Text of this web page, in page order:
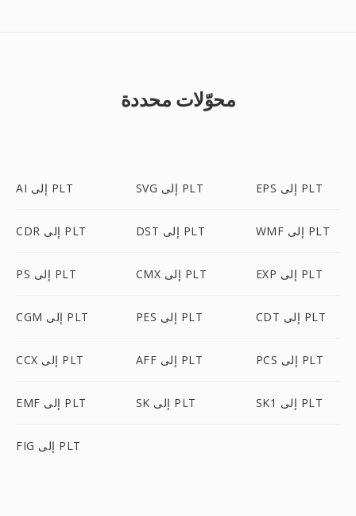
محوّلات محددة
AI إلى PLT SVG إلى PLT EPS إلى PLT
CDR إلى PLT DST إلى PLT WMF إلى PLT
PS إلى PLT CMX إلى PLT EXP إلى PLT
CGM إلى PLT PES إلى PLT CDT إلى PLT
CCX إلى PLT AFF إلى PLT PCS إلى PLT
EMF إلى PLT SK إلى PLT SK1 إلى PLT
FIG إلى PLT